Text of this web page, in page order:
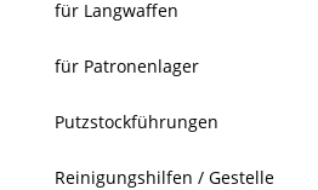
für Langwaffen
für Patronenlager
Putzstockführungen
Reinigungshilfen / Gestelle